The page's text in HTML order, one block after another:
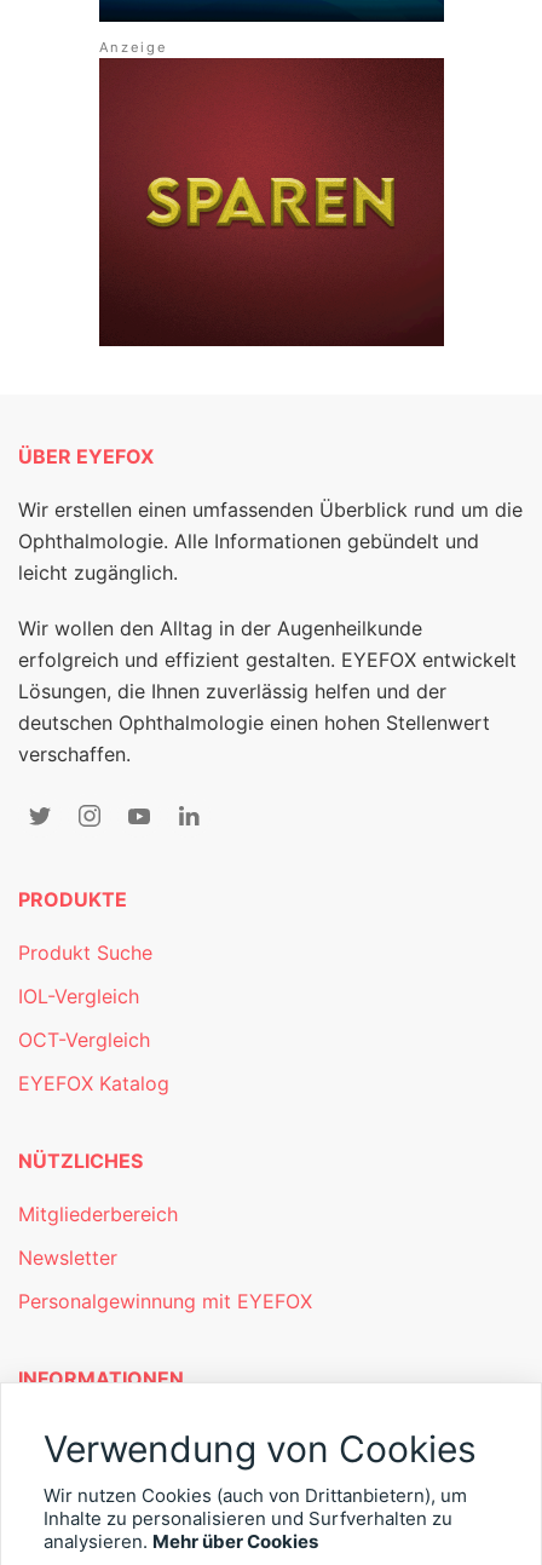
ÜBER EYEFOX
Wir erstellen einen umfassenden Überblick rund um die
Ophthalmologie. Alle Informationen gebündelt und
leicht zugänglich.
Wir wollen den Alltag in der Augenheilkunde
erfolgreich und effizient gestalten. EYEFOX entwickelt
Lösungen, die Ihnen zuverlässig helfen und der
deutschen Ophthalmologie einen hohen Stellenwert
verschaffen.
PRODUKTE
Produkt Suche
IOL-Vergleich
OCT-Vergleich
EYEFOX Katalog
NÜTZLICHES
Mitgliederbereich
Newsletter
Personalgewinnung mit EYEFOX
INFORMATIONEN
Was ist EYEFOX – Ihre Möglichkeiten
Kontakt
Verwendung von Cookies
Wir nutzen Cookies (auch von Drittanbietern), um
Inhalte zu personalisieren und Surfverhalten zu
analysieren. Mehr über Cookies